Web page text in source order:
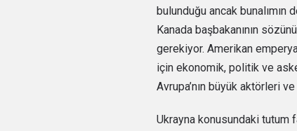
bulunduğu ancak
Kanada başbakanının
gerekiyor. Amerikan
için ekonomik, politik ve
Avrupa’nın büyük aktörleri
Ukrayna konusundaki tutum